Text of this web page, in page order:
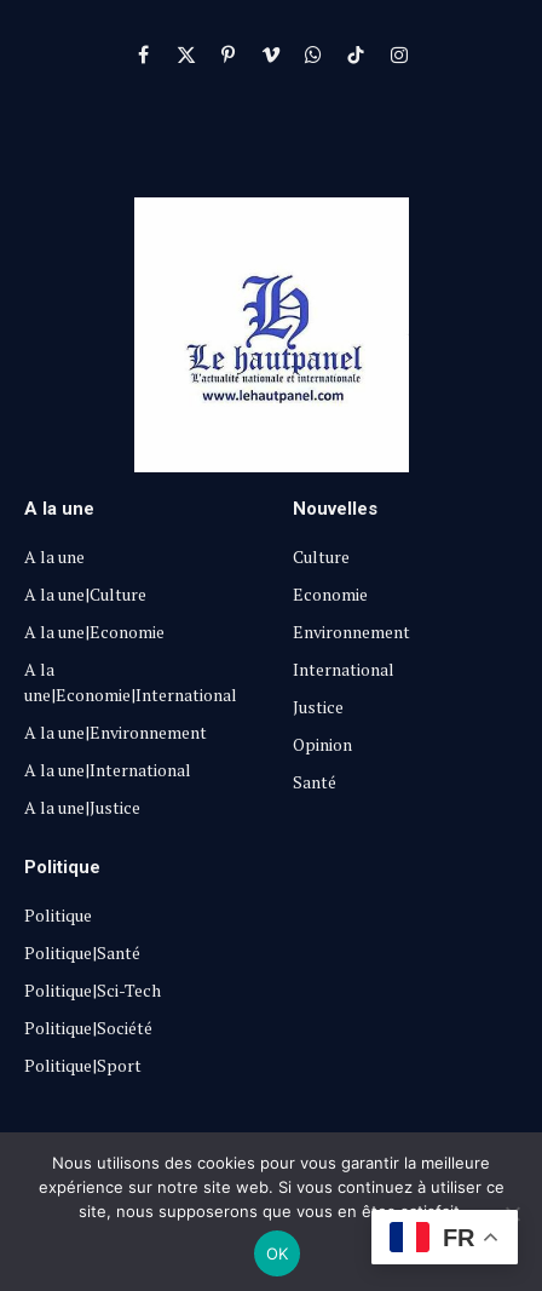
Facebook
X
PinterestVimeoWhatsApp
TikTokInstagram
A la une
A la une
A la une|Culture
A la une|Economie
A la
une|Economie|International
A la une|Environnement
A la une|International
A la une|Justice
Nouvelles
Culture
Economie
Environnement
International
Justice
Opinion
Santé
Politique
Politique
Politique|Santé
Politique|Sci-Tech
Politique|Société
Politique|Sport
Copyright © 2025Lehautpanel
Confidentialité Contact Don
FR
Nous utilisons des cookies pour vous garantir la meilleure
expérience sur notre site web. Si vous continuez à utiliser ce
site, nous supposerons que vous en êtes satisfait.
OK